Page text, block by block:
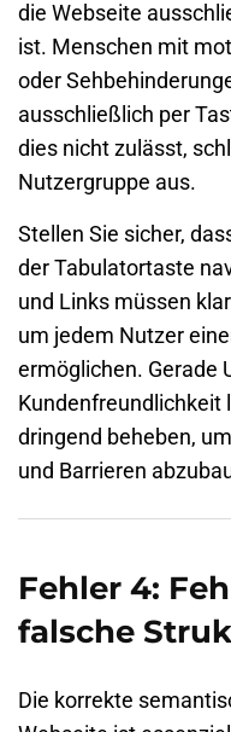
die Webseite
ist. Menschen mit
oder
ausschließlich per
dies nicht zulässt,
Nutzergruppe aus.
Stellen Sie sicher,
der Tabulatortaste
und Links müssen
um jedem Nutzer
ermöglichen. Gerade
Kundenfreundlichkeit
dringend beheben,
und Barrieren
Fehler 4:
falsche
Die korrekte